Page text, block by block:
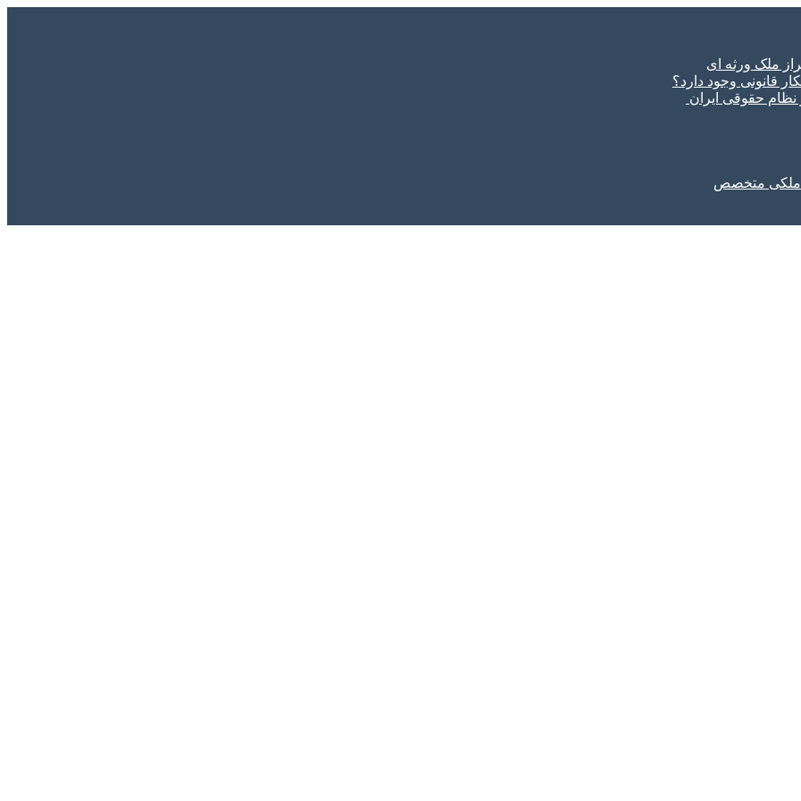
قانونی وجود دارد؟
نظام حقوقی ایران
ملکی متخصص